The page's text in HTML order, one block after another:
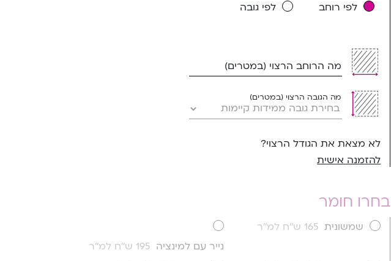
לפי רוחב לפי גובה
מה הרוחב הרצוי (במטרים)
מה הגובה הרצוי (במטרים)
לא מצאת את הגודל הרצוי?
להזמנה אישית
בחרו חומר
שמשונית 165 ש''ח למ''ר
נייר עם למינציה 195 ש''ח למ''ר